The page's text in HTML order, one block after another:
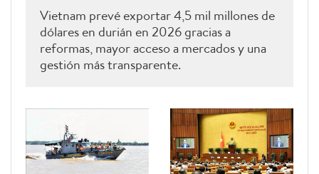
Vietnam prevé exportar 4,5 mil millones de
dólares en durián en 2026 gracias a
reformas, mayor acceso a mercados y una
gestión más transparente.